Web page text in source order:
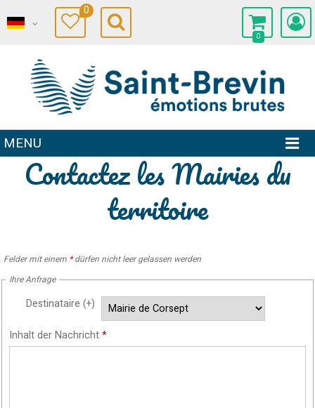
0
0
MENU
Contactez les Mairies du
territoire
Felder mit einem *dürfen nicht leer gelassen werden
Ihre Anfrage
Destinataire (+)
Inhalt der Nachricht*